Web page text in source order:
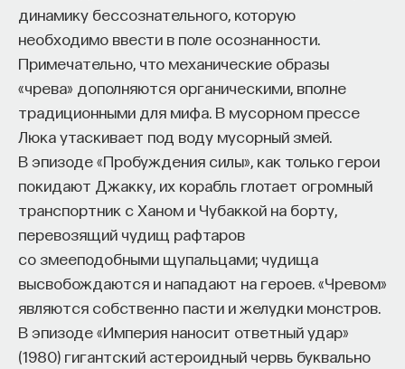
динамику бессознательного, которую
необходимо ввести в поле осознанности.
Примечательно, что механические образы
«чрева» дополняются органическими, вполне
традиционными для мифа. В мусорном прессе
Люка утаскивает под воду мусорный змей.
В эпизоде «Пробуждения силы», как только герои
покидают Джакку, их корабль глотает огромный
транспортник с Ханом и Чубаккой на борту,
перевозящий чудищ рафтаров
со змееподобными щупальцами; чудища
высвобождаются и нападают на героев. «Чревом»
являются собственно пасти и желудки монстров.
В эпизоде «Империя наносит ответный удар»
(1980) гигантский астероидный червь буквально